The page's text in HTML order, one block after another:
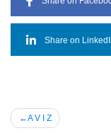
Share on
Navigare
A V I Z